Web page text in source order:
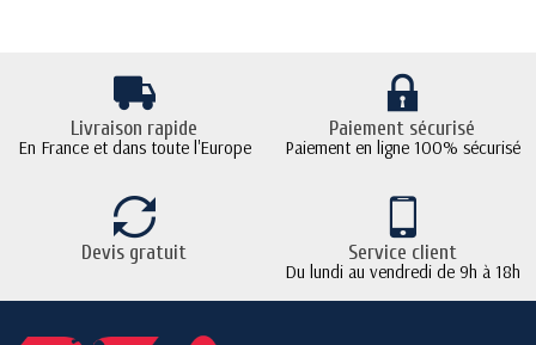
Livraison rapide
En France et dans toute l'Europe
Paiement sécurisé
Paiement en ligne 100% sécurisé
Devis gratuit Service client
Du lundi au vendredi de 9h à 18h